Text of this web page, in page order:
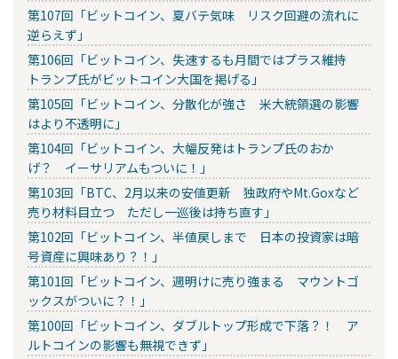
第107回「ビットコイン、夏バテ気味 リスク回避の流れに
逆らえず」
第106回「ビットコイン、失速するも月間ではプラス維持
トランプ氏がビットコイン大国を掲げる」
第105回「ビットコイン、分散化が強さ 米大統領選の影響
はより不透明に」
第104回「ビットコイン、大幅反発はトランプ氏のおか
げ？ イーサリアムもついに！」
第103回「BTC、2月以来の安値更新 独政府やMt.Goxなど
売り材料目立つ ただし一巡後は持ち直す」
第102回「ビットコイン、半値戻しまで 日本の投資家は暗
号資産に興味あり？！」
第101回「ビットコイン、週明けに売り強まる マウントゴ
ックスがついに？！」
第100回「ビットコイン、ダブルトップ形成で下落？！ ア
ルトコインの影響も無視できず」